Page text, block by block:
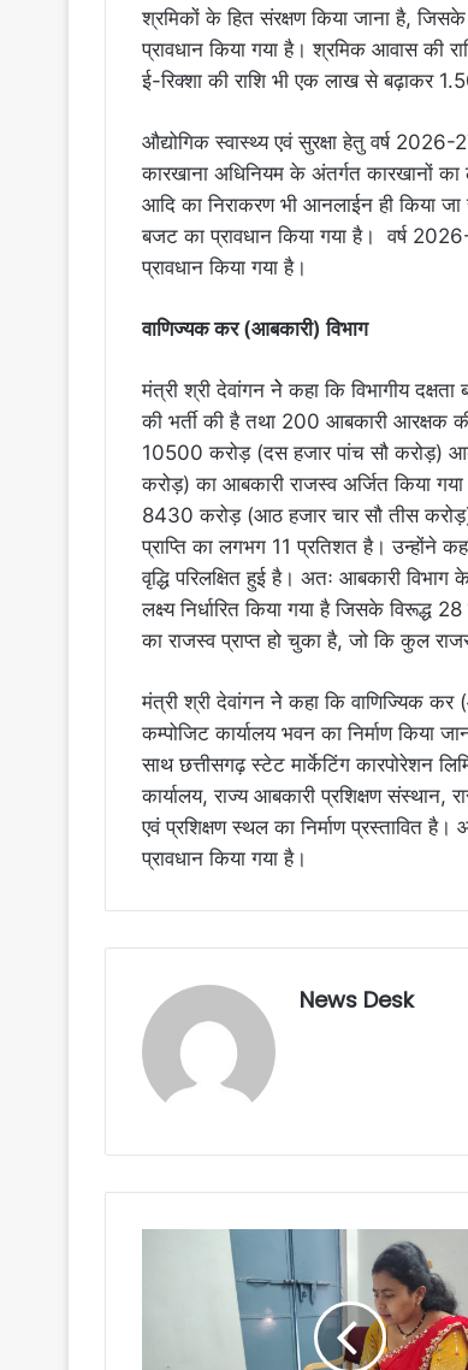
श्रमिकों के हित संरक्षण किया जाना है,
प्रावधान किया गया है। श्रमिक आवास की
ई-रिक्शा की राशि भी एक लाख से बढ़ाकर
औद्योगिक स्वास्थ्य एवं सुरक्षा हेतु वर्ष
कारखाना अधिनियम के अंतर्गत कारखानों
आदि का निराकरण भी आनलाईन ही किया
बजट का प्रावधान किया गया है। वर्ष
प्रावधान किया गया है।
वाणिज्यक कर (आबकारी) विभाग
मंत्री श्री देवांगन नेे कहा कि विभागीय
की भर्ती की है तथा 200 आबकारी आरक्षक
10500 करोड़ (दस हजार पांच सौ करोड़)
करोड़) का आबकारी राजस्व अर्जित किया
8430 करोड़ (आठ हजार चार सौ तीस
प्राप्ति का लगभग 11 प्रतिशत है। उन्होंने
वृद्धि परिलक्षित हुई है। अतः आबकारी
लक्ष्य निर्धारित किया गया है जिसके
का राजस्व प्राप्त हो चुका है, जो कि कुल
मंत्री श्री देवांगन नेे कहा कि वाणिज्यिक कर
कम्पोजिट कार्यालय भवन का निर्माण किया
साथ छत्तीसगढ़ स्टेट मार्केटिंग कारपोरेशन
कार्यालय, राज्य आबकारी प्रशिक्षण संस्थान,
एवं प्रशिक्षण स्थल का निर्माण प्रस्तावित
प्रावधान किया गया है।
News Desk